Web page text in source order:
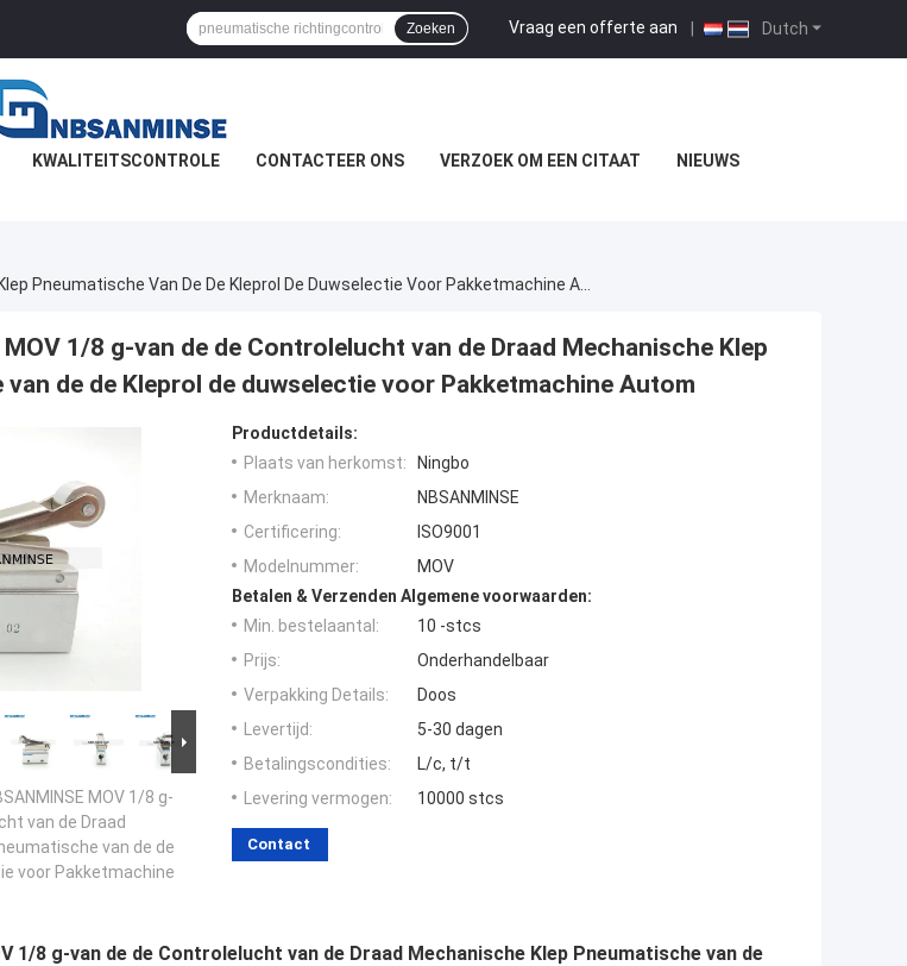
Dutch
Vraag een offerte aan |
Zoeken
KWALITEITSCONTROLE CONTACTEER ONS VERZOEK OM EEN CITAAT NIEUWS
MOV 1/8 g-van de de Controlelucht van de Draad Mechanische Klep
van de de Kleprol de duwselectie voor Pakketmachine Autom
MOV 1/8 g-
van de Draad
van de de
voor Pakketmachine
Productdetails:
Plaats van herkomst:
Ningbo
Merknaam:
NBSANMINSE
Certificering:
ISO9001
Modelnummer:
MOV
Betalen & Verzenden Algemene voorwaarden:
Min. bestelaantal:
10 -stcs
Prijs:
Onderhandelbaar
Verpakking Details:
Doos
Levertijd:
5-30 dagen
Betalingscondities:
L/c, t/t
Levering vermogen:
10000 stcs
Contact
1/8 g-van de de Controlelucht van de Draad Mechanische Klep Pneumatische van de